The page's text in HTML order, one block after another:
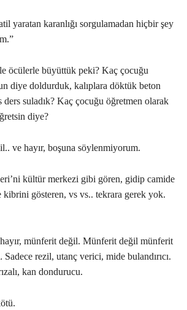
yaratan karanlığı sorgulamadan hiçbir şey
öcülerle büyüttük peki? Kaç çocuğu
diye doldurduk, kalıplara döktük beton
suladık? Kaç çocuğu öğretmen olarak
diye?
ve hayır, boşuna söylenmiyorum.
kültür merkezi gibi gören, gidip camide
kibrini gösteren, vs vs.. tekrara gerek yok.
münferit değil. Münferit değil münferit
rezil, utanç verici, mide bulandırıcı.
kan dondurucu.